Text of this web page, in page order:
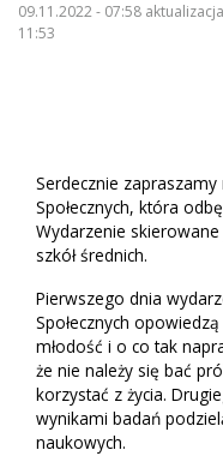
09.11.2022 - 07:58
11:53
Serdecznie
Społecznych, która
Wydarzenie
szkół średnich.
Pierwszego dnia
Społecznych
młodość i o co tak
że nie należy się bać
korzystać z życia.
wynikami badań
naukowych.